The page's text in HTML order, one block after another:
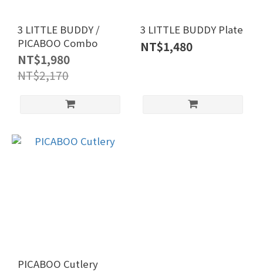
3 LITTLE BUDDY /
PICABOO Combo
NT$1,980
NT$2,170
3 LITTLE BUDDY Plate
NT$1,480
PICABOO Cutlery